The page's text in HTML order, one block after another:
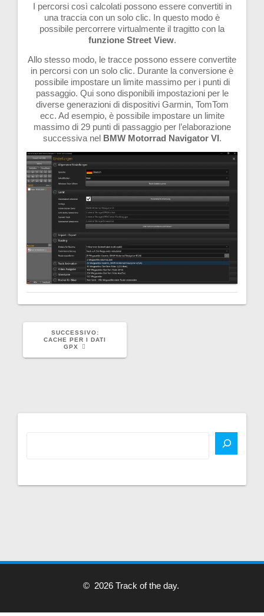
I percorsi così calcolati possono essere convertiti in
una traccia con un solo clic. In questo modo è
possibile percorrere virtualmente il tragitto con la
funzione Street View.
Allo stesso modo, le tracce possono essere convertite
in percorsi con un solo clic. Durante la conversione è
possibile impostare un limite massimo per i punti di
passaggio. Qui sono disponibili impostazioni per le
diverse generazioni di dispositivi Garmin, TomTom
ecc. Ad esempio, è possibile impostare un limite
massimo di 29 punti di passaggio per l’elaborazione
successiva nel BMW Motorrad Navigator VI.
SUCCESSIVO:ARTICOLO
SUCCESSIVO:
CACHE PER I DATI
GPX
© 2026 Track of the day.